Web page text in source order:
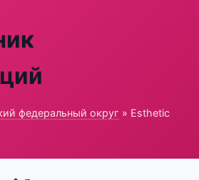
федеральный округ » Esthetic